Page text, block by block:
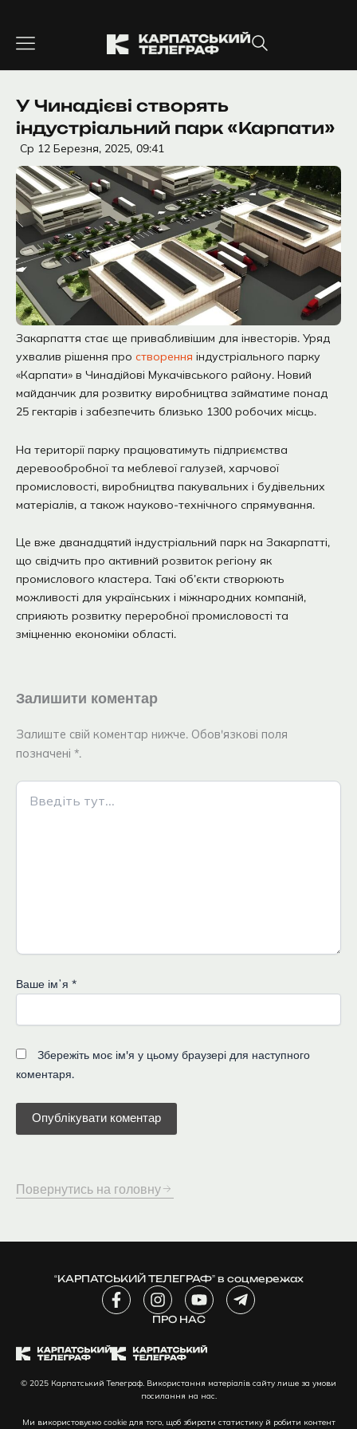
вмісту
У Чинадієві створять
індустріальний парк «Карпати»
Ср 12 Березня, 2025, 09:41
Закарпаття стає ще привабливішим для інвесторів. Уряд
ухвалив рішення про створення індустріального парку
«Карпати» в Чинадійові Мукачівського району. Новий
майданчик для розвитку виробництва займатиме понад
25 гектарів і забезпечить близько 1300 робочих місць.
На території парку працюватимуть підприємства
деревообробної та меблевої галузей, харчової
промисловості, виробництва пакувальних і будівельних
матеріалів, а також науково-технічного спрямування.
Це вже дванадцятий індустріальний парк на Закарпатті,
що свідчить про активний розвиток регіону як
промислового кластера. Такі об’єкти створюють
можливості для українських і міжнародних компаній,
сприяють розвитку переробної промисловості та
зміцненню економіки області.
Залишити коментар
Залиште свій коментар нижче. Обов'язкові поля
позначені *.
Введіть
тут...
Ваше імʼя *
Збережіть моє ім'я у цьому браузері для наступного
коментаря.
Повернутись на головну
“КАРПАТСЬКИЙ ТЕЛЕГРАФ” в соцмережах
F
a
b
o
-
I
n
s
a
r
a
m
Y
o
u
u
e
T
e
a
-
ПРО НАС
© 2025 Карпатський Телеграф. Використання матеріалів сайту лише за умови
посилання на нас.
Ми використовуємо cookie для того, щоб збирати статистику й робити контент